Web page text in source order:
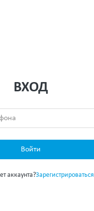
ВХОД
Войти
аккаунта?Зарегистрироваться